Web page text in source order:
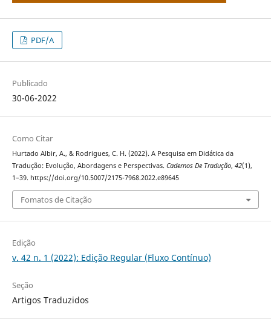
PDF/A
Publicado
30-06-2022
Como Citar
Hurtado Albir, A., & Rodrigues, C. H. (2022). A Pesquisa em Didática da
Tradução: Evolução, Abordagens e Perspectivas. Cadernos De Tradução, 42(1),
1–39. https://doi.org/10.5007/2175-7968.2022.e89645
Fomatos de Citação
Edição
v. 42 n. 1 (2022): Edição Regular (Fluxo Contínuo)
Seção
Artigos Traduzidos